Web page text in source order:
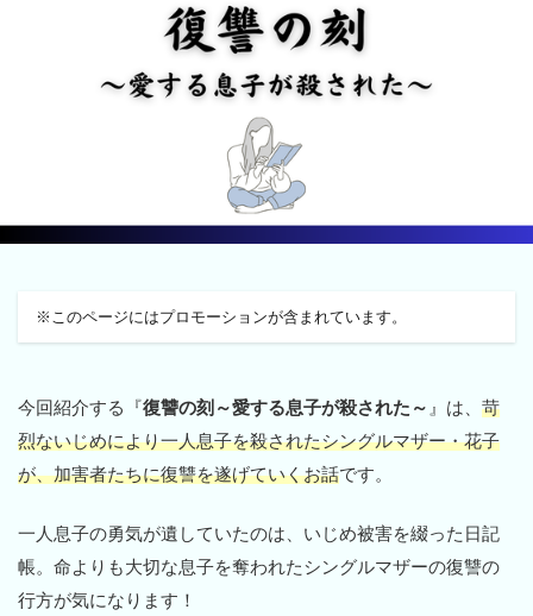
※このページにはプロモーションが含まれています。
今回紹介する『復讐の刻～愛する息子が殺された～ 』は、 苛
烈ないじめにより一人息子を殺されたシングルマザー・花子
が、加害者たちに復讐を遂げていくお話です。
一人息子の勇気が遺していたのは、いじめ被害を綴った日記
帳。命よりも大切な息子を奪われたシングルマザーの復讐の
行方が気になります！